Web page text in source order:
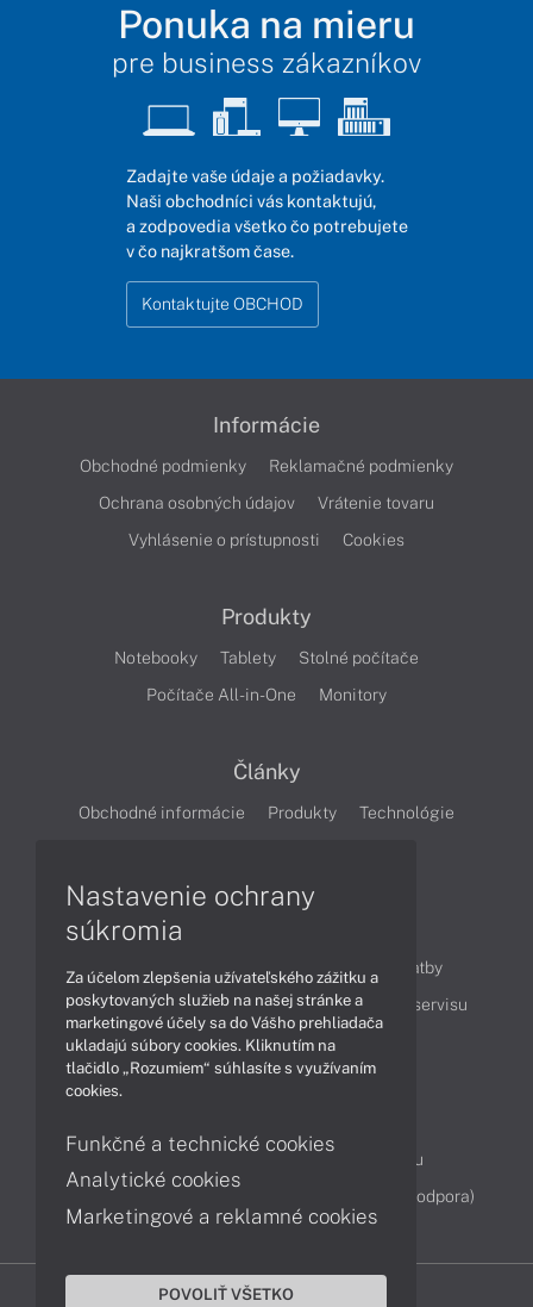
Ponuka na mieru
pre business zákazníkov
Zadajte vaše údaje a požiadavky.
Naši obchodníci vás kontaktujú,
a zodpovedia všetko čo potrebujete
v čo najkratšom čase.
Kontaktujte OBCHOD
Informácie
Obchodné podmienky
Reklamačné podmienky
Ochrana osobných údajov
Vrátenie tovaru
Vyhlásenie o prístupnosti
Cookies
Produkty
Notebooky Tablety
Stolné počítače
Počítače All-in-One
Monitory
Články
Obchodné informácie Produkty
Technológie
Ako nakupovať
Možnosti doručenia a platby
Podpora a servis
Servisné služby Cenník servisu
Kontakty
Reklamácia tovaru
Diagnostiky online
TeamViewer (vzdialená podpora)
Nastavenie ochrany
súkromia
Za účelom zlepšenia užívateľského zážitku a
poskytovaných služieb na našej stránke a
marketingové účely sa do Vášho prehliadača
ukladajú súbory cookies. Kliknutím na
tlačidlo „Rozumiem“ súhlasíte s využívaním
cookies.
Funkčné a technické cookies
Analytické cookies
Marketingové a reklamné cookies
POVOLIŤ VŠETKO